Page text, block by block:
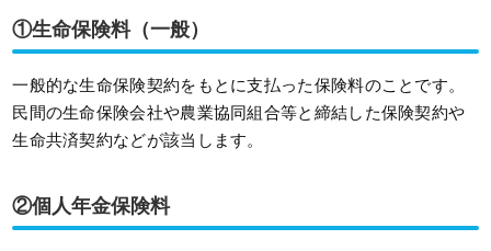
①生命保険料（一般）
一般的な生命保険契約をもとに支払った保険料のことです。
民間の生命保険会社や農業協同組合等と締結した保険契約や
生命共済契約などが該当します。
②個人年金保険料